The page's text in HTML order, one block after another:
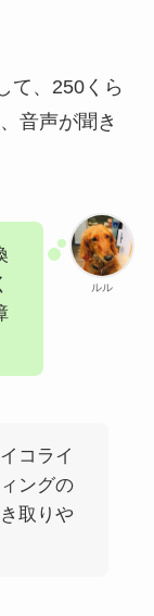
て、250くら
音声が聞き
ルル
コライ
ングの
取りや